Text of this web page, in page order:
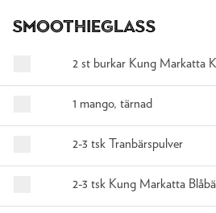
Smoothieglass
2 st burkar Kung Markatta
1 mango, tärnad
2-3 tsk Tranbärspulver
2-3 tsk Kung Markatta